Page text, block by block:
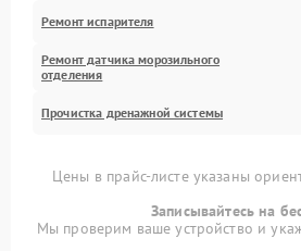
Ремонт испарителя
Ремонт датчика морозильного
отделения
Прочистка дренажной системы
Цены в прайс-листе указаны
Записывайтесь на
Мы проверим ваше устройство и